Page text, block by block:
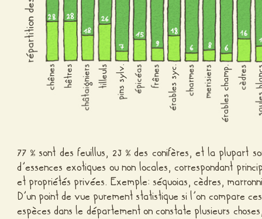
77% sont des feuillus, 23% des conifères, et la plupart
d’essences exotiques ou non locales, correspondant
et propriétés privées. Exemple: séquoias, cèdres,
D’un point de vue purement statistique si l’on compare
espèces dans le département on constate plusieurs